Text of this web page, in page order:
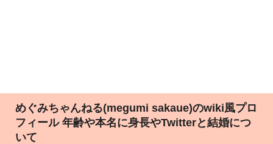
めぐみちゃんねる(megumi sakaue)のwiki風プロ
フィール 年齢や本名に身長やTwitterと結婚につ
いて